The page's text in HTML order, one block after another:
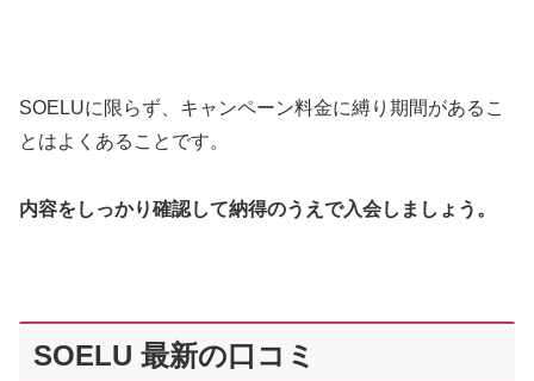
SOELUに限らず、キャンペーン料金に縛り期間があるこ
とはよくあることです。
内容をしっかり確認して納得のうえで入会しましょう。
SOELU 最新の口コミ